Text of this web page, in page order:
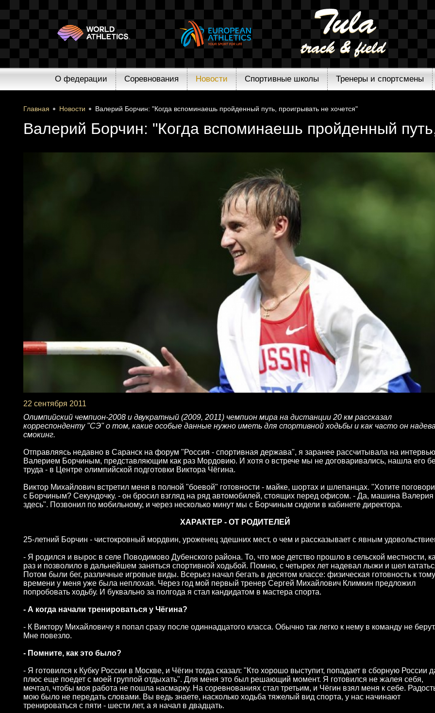
О федерации Соревнования Новости Спортивные школы Тренеры и спортсмены
Главная Новости Валерий Борчин: "Когда вспоминаешь пройденный путь, проигрывать не хочется"
Валерий Борчин: "Когда вспоминаешь пройденный
22 сентября 2011
Олимпийский чемпион-2008 и двукратный (2009, 2011) чемпион мира на дистанции 20 км рассказал
корреспонденту "СЭ" о том, какие особые данные нужно иметь для спортивной ходьбы и как часто он
смокинг.
Отправляясь недавно в Саранск на форум "Россия - спортивная держава", я заранее рассчитывала на
Валерием Борчиным, представляющим как раз Мордовию. И хотя о встрече мы не договаривались, нашла его
труда - в Центре олимпийской подготовки Виктора Чёгина.
Виктор Михайлович встретил меня в полной "боевой" готовности - майке, шортах и шлепанцах. "Хотите
с Борчиным? Секундочку. - он бросил взгляд на ряд автомобилей, стоящих перед офисом. - Да, машина Валерия
здесь". Позвонил по мобильному, и через несколько минут мы с Борчиным сидели в кабинете директора.
ХАРАКТЕР - ОТ РОДИТЕЛЕЙ
25-летний Борчин - чистокровный мордвин, уроженец здешних мест, о чем и рассказывает с явным
- Я родился и вырос в селе Поводимово Дубенского района. То, что мое детство прошло в сельской местности,
раз и позволило в дальнейшем заняться спортивной ходьбой. Помню, с четырех лет надевал лыжи и шел
Потом были бег, различные игровые виды. Всерьез начал бегать в десятом классе: физическая готовность к тому
времени у меня уже была неплохая. Через год мой первый тренер Сергей Михайлович Климкин предложил
попробовать ходьбу. И буквально за полгода я стал кандидатом в мастера спорта.
- А когда начали тренироваться у Чёгина?
- К Виктору Михайловичу я попал сразу после одиннадцатого класса. Обычно так легко к нему в команду не берут.
Мне повезло.
- Помните, как это было?
- Я готовился к Кубку России в Москве, и Чёгин тогда сказал: "Кто хорошо выступит, попадает в сборную России
плюс еще поедет с моей группой отдыхать". Для меня это был решающий момент. Я готовился не жалея себя,
мечтал, чтобы моя работа не пошла насмарку. На соревнованиях стал третьим, и Чёгин взял меня к себе.
мою было не передать словами. Вы ведь знаете, насколько ходьба тяжелый вид спорта, у нас начинают
тренироваться с пяти - шести лет, а я начал в двадцать.